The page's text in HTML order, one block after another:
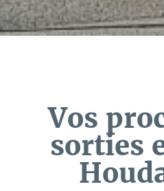
Vos
sorties